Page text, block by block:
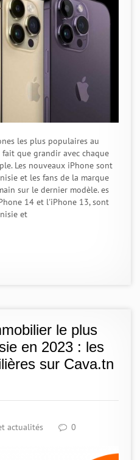
les plus populaires au
que grandir avec chaque
Les nouveaux iPhone sont
et les fans de la marque
sur le dernier modèle. es
14 et l'iPhone 13, sont
et
le plus
en 2023 : les
sur Cava.tn
actualités 0